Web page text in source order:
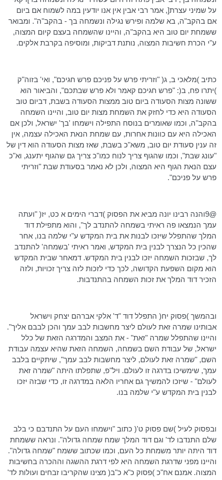
על שמיני עצרת[, אמר רבי אבין אין אנו יודעין במה לשמוח אם ביום
אם בהקב"ה, בא שלמה ופירש נגילה ונשמחה בך - בהקב"ה". ומבואר
ששמחת יום טוב היא בהקב"ה, והיינו שהשמחה בעצם קיום המצוה,
ע"י הכרת חשיבות המצוה, נותנת דביקות, ומוסיפה בקרבת אלקים.
כתיב )מלאכי ב, ג( "וזריתי פרש על פניכם פרש חגיכם", ואי' בזוה"ק
)יתרו פח, ב(: "פרש חגיכם קאמר ולא פרש שבתכם", והביאור הוא
ששונה מצות הסעודה ביום טוב ממצות הסעודה בשבת, דביום טוב
הסעודה היא כדי לחזק את השמחת מצות יום טוב, והיינו השמחה
בהקב"ה, וכמו שאומרים בנוסח התפילה וישמחו 'בך' ישראל, ולכן אם
האכילה היא עם כוונות אחרות, עם שמחת הנאת האכילה עצמה, אין
זה ענין סעודת יום טוב, משא"כ בשבת, שאז מצות הסעודה הוא דין של
"עונג שבת", וכמו שהגוף צריך לנוח כמו"כ צריך גם שהגוף יתענג, וא"כ
עצם הנאת הגוף היא המצוה, ולכן לא נאמר בסעודת שבת "וזריתי
פרש על פניכם".
@9והנה רבינו יונה מביא את הפסוק )דברי הימים א כט, יז( "ועתה
עמך הנמצאו פה ראיתי בשמחה להתנדב לך", והוא מתפילת דוד
המלך שהתפלל שיזכו לבנות את בית המקדש ע"י שלמה בנו, אחר
שהכין כל הנצרך לבנין בית המקדש, ואמר ראיתי 'בשמחה' להתנדב
לך, שבזכות השמחה יזכו לבנין בית המקדש. דמאחר שבית המקדש
הוא מקום השפעת הקדושה, לכך כדי לזכות לזה צריך זכויות, ולזה
הזכיר דוד המלך את זכות השמחה בהתנדבות.
ובהמשך )פסוק יח( התפלל דוד "ד' אלקי אברהם יצחק וישראל
אבותינו שמרה זאת לעולם ליצר מחשבות לבב עמך והכן לבבם אליך".
והיינו שהתפלל שמרה "זאת" - את המצב והמדרגה הזאת של כלל
ישראל, של עבודת השם בשמחה, השמחה הזאת שהיא עצמה עבודת
השם, "שמרה זאת לעולם, ליצר מחשבות לבב עמך", שיתקיים בלבב
עמך, שימשיכו בדרגה זו לעולם. ויל"פ, שתפלתו היתה "שמרה זאת
לעולם" - שיזכו להמשיך גם אחריו הלאה במדרגה זו, כדי שבזה יזכו
לבנין בית המקדש ע"י שלמה בנו.
ובפסוק לעיל )שם פסוק ט'( כתוב "וישמחו העם על התנדבם כי בלב
שלם התנדבו לד' וגם דוד המלך שמח שמחה גדולה". ונראה ששמחת
דוד היתה יותר משמחת כל העם, וכמו שכתוב ששמח "שמחה גדולה".
והיינו מפני שדרגת השמחה היא לפי דרגת ההשגה וההכרה בחשיבות
המצוה. אמנם אח"כ )פסוק כ"א כ"ב( מצינו שהקריבו זבחים ועולות לד'